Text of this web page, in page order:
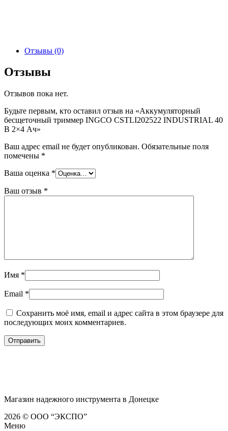
Отзывы (0)
Отзывы
Отзывов пока нет.
Будьте первым, кто оставил отзыв на «Аккумуляторный
бесщеточный триммер INGCO CSTLI202522 INDUSTRIAL 40
В 2×4 Ач»
Ваш адрес email не будет опубликован. Обязательные поля
помечены *
Ваша оценка *
Ваш отзыв *
Имя *
Email *
Сохранить моё имя, email и адрес сайта в этом браузере для
последующих моих комментариев.
Магазин надежного инструмента в Донецке
2026 © ООО “ЭКСПО”
Меню